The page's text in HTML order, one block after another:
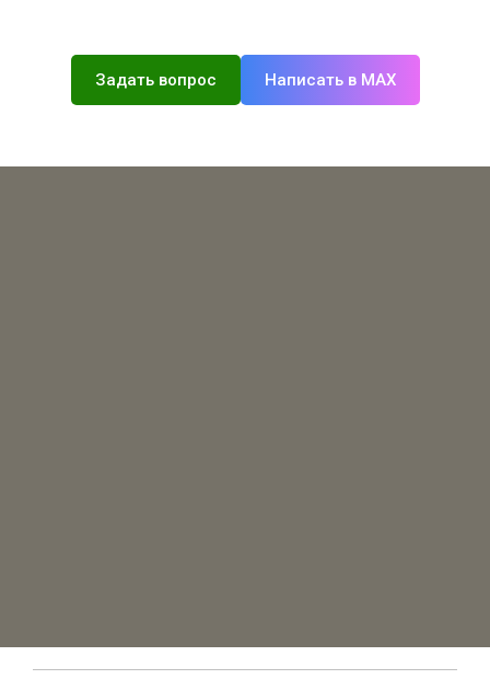
Задать вопрос Написать в MAX